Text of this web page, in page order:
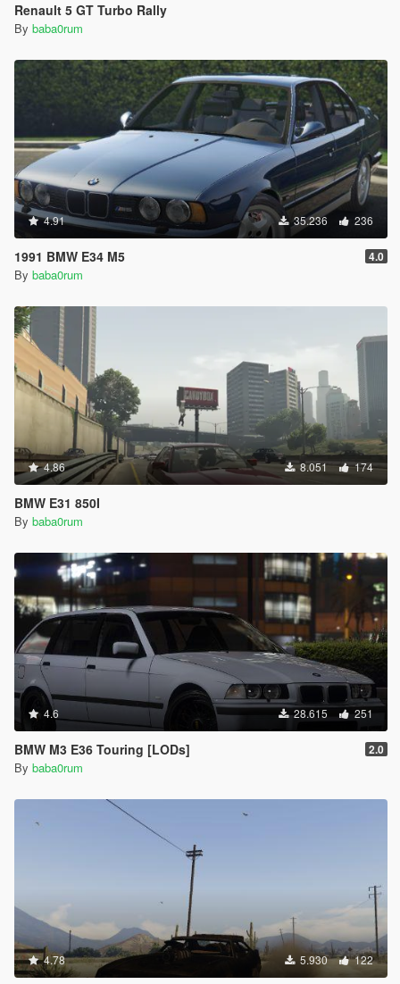
Renault 5 GT Turbo Rally
By baba0rum
4.91 35.236 236
1991 BMW E34 M5 4.0
By baba0rum
4.86 8.051 174
BMW E31 850I
By baba0rum
4.6 28.615 251
BMW M3 E36 Touring [LODs] 2.0
By baba0rum
4.78 5.930 122